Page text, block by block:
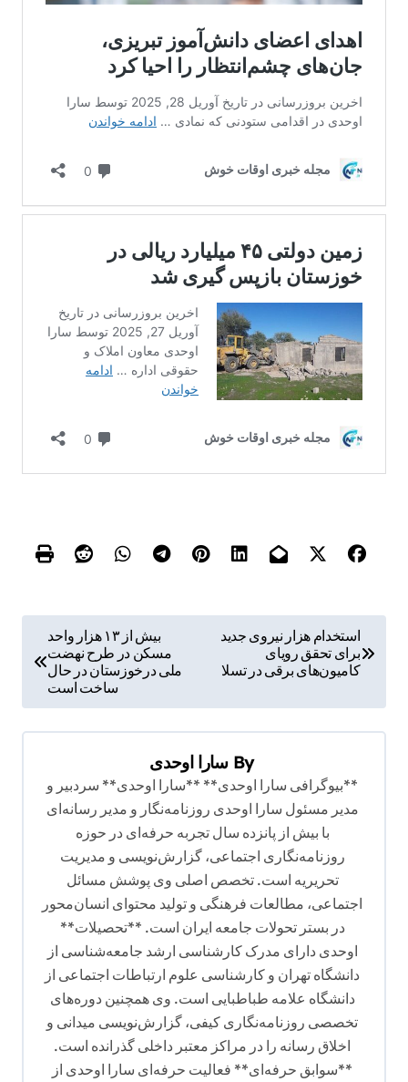
استخدام هزار نیروی جدید
برای تحقق رویای
کامیون‌های برقی در تسلا
بیش از ۱۳ هزار واحد
مسکن در طرح نهضت
ملی درخوزستان در حال
ساخت است
By سارا اوحدی
**بیوگرافی سارا اوحدی** **سارا اوحدی** سردبیر و
مدیر مسئول سارا اوحدی روزنامه‌نگار و مدیر رسانه‌ای
با بیش از پانزده سال تجربه حرفه‌ای در حوزه
روزنامه‌نگاری اجتماعی، گزارش‌نویسی و مدیریت
تحریریه است. تخصص اصلی وی پوشش مسائل
اجتماعی، مطالعات فرهنگی و تولید محتوای انسان‌محور
در بستر تحولات جامعه ایران است. **تحصیلات**
اوحدی دارای مدرک کارشناسی ارشد جامعه‌شناسی از
دانشگاه تهران و کارشناسی علوم ارتباطات اجتماعی از
دانشگاه علامه طباطبایی است. وی همچنین دوره‌های
تخصصی روزنامه‌نگاری کیفی، گزارش‌نویسی میدانی و
اخلاق رسانه را در مراکز معتبر داخلی گذرانده است.
**سوابق حرفه‌ای** فعالیت حرفه‌ای سارا اوحدی از